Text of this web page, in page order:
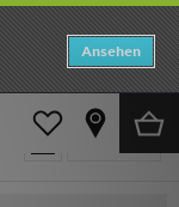
Ansehen
verfeinern